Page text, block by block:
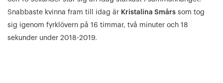
Snabbaste kvinna fram till idag är Kristalina Smårs som tog
sig igenom fyrklövern på 16 timmar, två minuter och 18
sekunder under 2018-2019.